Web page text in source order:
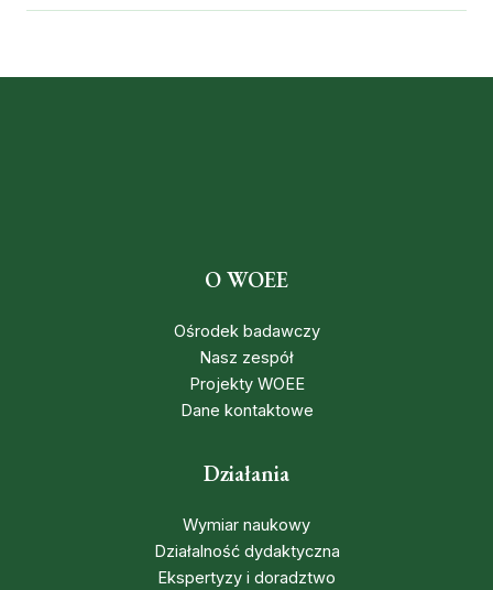
O WOEE
Ośrodek badawczy
Nasz zespół
Projekty WOEE
Dane kontaktowe
Działania
Wymiar naukowy
Działalność dydaktyczna
Ekspertyzy i doradztwo